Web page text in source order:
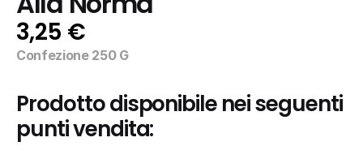
3,25 €
Confezione 250 G
Prodotto disponibile nei seguenti
punti vendita: